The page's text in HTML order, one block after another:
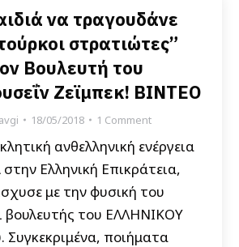
να τραγουδάνε
στρατιώτες”
Βουλευτή του
Ζεϊμπεκ! ΒΙΝΤΕΟ
18/05/2018 1 Comment
ανθελληνική ενέργεια
Ελληνική Επικράτεια,
με την φυσική του
βουλευτής του ΕΛΛΗΝΙΚΟΥ
Συγκεκριμένα, ποιήματα